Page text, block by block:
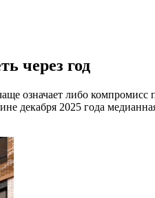
через год
означает либо компромисс
декабря 2025 года